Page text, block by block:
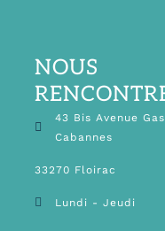
NOUS
43 Bis Avenue
Cabannes
33270 Floirac
Lundi - Jeudi